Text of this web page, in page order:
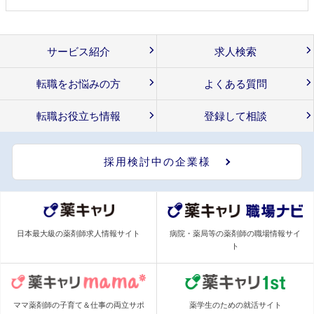
サービス紹介 求人検索
転職をお悩みの方 よくある質問
転職お役立ち情報 登録して相談
採用検討中の企業様
日本最大級の薬剤師求人情報サイト
病院・薬局等の薬剤師の職場情報サイ
ト
ママ薬剤師の子育て＆仕事の両立サポ
薬学生のための就活サイト